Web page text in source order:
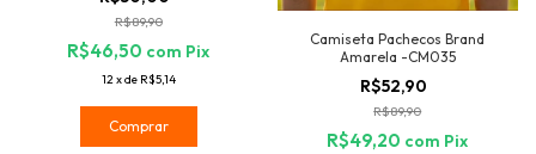
R$89,90
R$46,50 com Pix
12xde R$5,14
Comprar
Camiseta Pachecos Brand
Amarela -CM035
R$52,90
R$89,90
R$49,20 com Pix